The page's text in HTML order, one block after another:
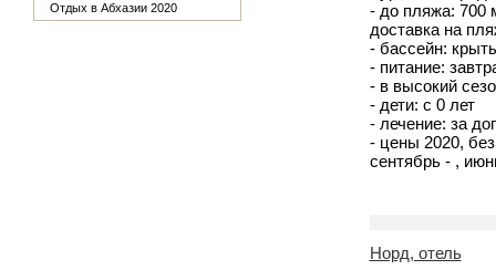
Отдых в Абхазии 2020
- до пляжа: 700
доставка на
- бассейн:
- питание:
- в высокий
- дети: с 0 лет
- лечение: за
- цены 2020,
сентябрь - ,
Норд, отель